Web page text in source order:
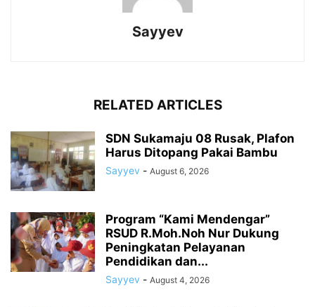
Sayyev
RELATED ARTICLES
SDN Sukamaju 08 Rusak, Plafon
Harus Ditopang Pakai Bambu
Sayyev - August 6, 2026
Program “Kami Mendengar”
RSUD R.Moh.Noh Nur Dukung
Peningkatan Pelayanan
Pendidikan dan...
Sayyev - August 4, 2026